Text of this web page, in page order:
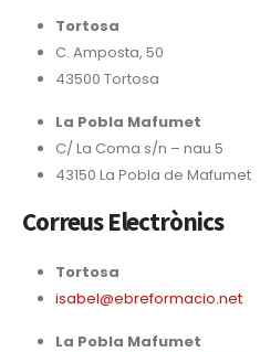
Tortosa
C. Amposta, 50
43500 Tortosa
La Pobla Mafumet
C/ La Coma s/n – nau 5
43150 La Pobla de Mafumet
Correus Electrònics
Tortosa
isabel@ebreformacio.net
La Pobla Mafumet